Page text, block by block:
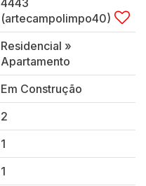
(artecampolimpo40)
Residencial »
Apartamento
Em Construção
2
1
1